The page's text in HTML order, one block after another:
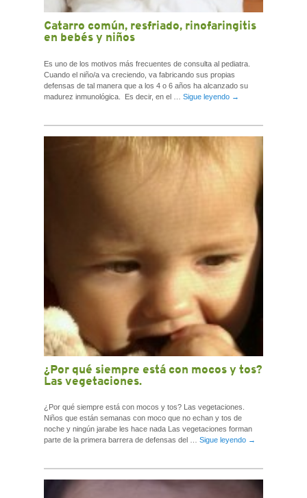
Catarro común, resfriado, rinofaringitis
en bebés y niños
Es uno de los motivos más frecuentes de consulta al pediatra.
Cuando el niño/a va creciendo, va fabricando sus propias
defensas de tal manera que a los 4 o 6 años ha alcanzado su
madurez inmunológica. Es decir, en el … Sigue leyendo →
¿Por qué siempre está con mocos y tos?
Las vegetaciones.
¿Por qué siempre está con mocos y tos? Las vegetaciones.
Niños que están semanas con moco que no echan y tos de
noche y ningún jarabe les hace nada Las vegetaciones forman
parte de la primera barrera de defensas del … Sigue leyendo →